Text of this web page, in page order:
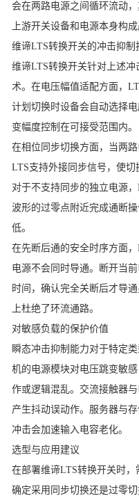
会在两路电源之间循环流动
上游开关设备和电源本身构成
维谛LTS转换开关的冲击抑制
维谛LTS转换开关针对上述冲
术。在电压幅值适配方面，
计划切换时设备会自动选择
变幅度控制在可接受范围内。
在相位同步切换方面，当两路
LTS支持外接同步信号，使切
对于不支持同步的独立电源
波形的过零点附近完成通断
低。
在先断后通的安全时序方面
电源不会同时导通。断开当
时间，确认完全关断后才导
上杜绝了环流通路。
对敏感负载的保护价值
瞬态冲击抑制能力对于特定
机的电源模块对电压跳变敏
作或逻辑混乱。交流接触器
产生抖动误动作。服务器与
冲击会加速输入电容老化。
选型与应用建议
在部署维谛LTS转换开关 时，
确定采用同步切换还是过零